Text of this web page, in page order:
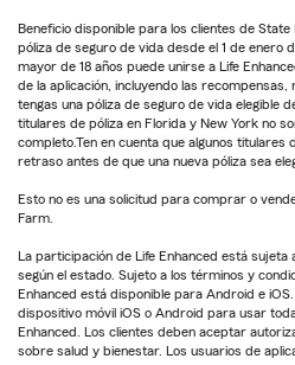
Beneficio disponible para los clientes de
póliza de seguro de vida desde el 1 de enero
mayor de 18 años puede unirse a Life
de la aplicación, incluyendo las
tengas una póliza de seguro de vida elegible
titulares de póliza en Florida y New York no
completo.Ten en cuenta que algunos
retraso antes de que una nueva póliza sea
Esto no es una solicitud para comprar o
Farm.
La participación de Life Enhanced está
según el estado. Sujeto a los términos y
Enhanced está disponible para Android e
dispositivo móvil iOS o Android para usar
Enhanced. Los clientes deben aceptar
sobre salud y bienestar. Los usuarios de